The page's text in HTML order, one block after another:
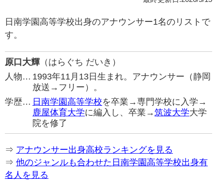
日南学園高等学校出身のアナウンサー1名のリストで
す。
原口大輝 （はらぐち だいき）
人物… 1993年11月13日生まれ。アナウンサー（静岡
放送→フリー）。
学歴… 日南学園高等学校を卒業→専門学校に入学→
鹿屋体育大学に編入し、卒業→筑波大学大学
院を修了
⇒ アナウンサー出身高校ランキングを見る
⇒ 他のジャンルも合わせた日南学園高等学校出身有
名人を見る